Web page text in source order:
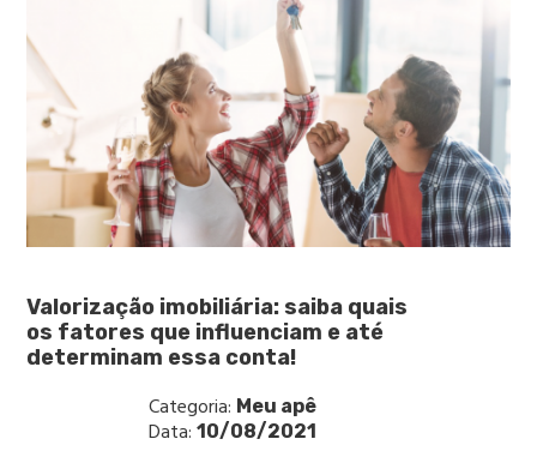
Valorização imobiliária: saiba quais
os fatores que influenciam e até
determinam essa conta!
Categoria: Meu apê
Data: 10/08/2021